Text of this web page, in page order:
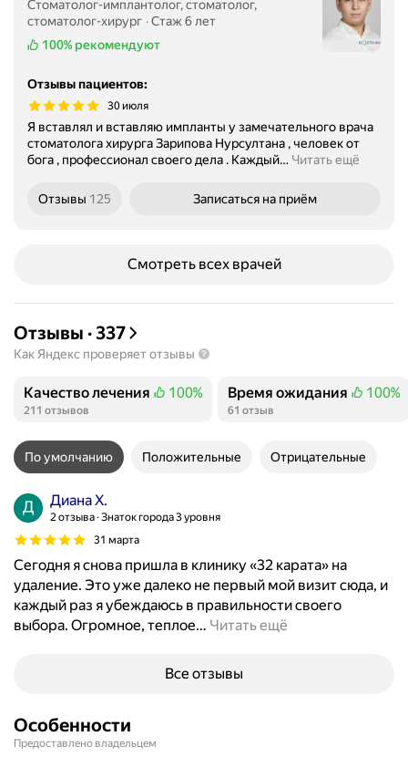
Стоматолог-имплантолог, стоматолог,
стоматолог-хирург
Стаж 6 лет
100% рекомендуют
Отзывы пациентов:
30 июля
Я вставлял и вставляю импланты у замечательного врача
стоматолога хирурга Зарипова Нурсултана , человек от
бога , профессионал своего дела . Каждый… Читать ещё
Отзывы 125 Записаться на приём
Смотреть всех врачей
Отзывы · 337
Как Яндекс проверяет отзывы
Качество лечения
Положительных отзывов
100%
211 отзывов
Время ожидания
Положительных отзывов
100%
61 отзыв
По умолчанию Положительные Отрицательные
Диана Х.
2 отзыва Знаток города 3 уровня
31 марта
Сегодня я снова пришла в клинику «32 карата» на
удаление. Это уже далеко не первый мой визит сюда, и
каждый раз я убеждаюсь в правильности своего
выбора. Огромное, теплое… Читать ещё
Все отзывы
Особенности
Предоставлено владельцем